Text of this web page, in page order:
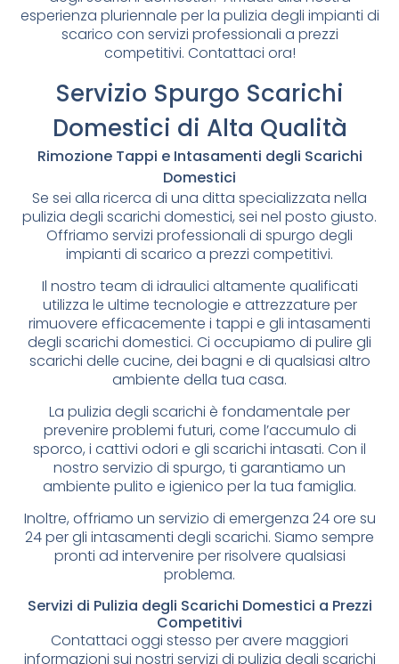
esperienza pluriennale per la pulizia degli impianti di
scarico con servizi professionali a prezzi
competitivi. Contattaci ora!
Servizio Spurgo Scarichi
Domestici di Alta Qualità
Rimozione Tappi e Intasamenti degli Scarichi
Domestici
Se sei alla ricerca di una ditta specializzata nella
pulizia degli scarichi domestici, sei nel posto giusto.
Offriamo servizi professionali di spurgo degli
impianti di scarico a prezzi competitivi.
Il nostro team di idraulici altamente qualificati
utilizza le ultime tecnologie e attrezzature per
rimuovere efficacemente i tappi e gli intasamenti
degli scarichi domestici. Ci occupiamo di pulire gli
scarichi delle cucine, dei bagni e di qualsiasi altro
ambiente della tua casa.
La pulizia degli scarichi è fondamentale per
prevenire problemi futuri, come l’accumulo di
sporco, i cattivi odori e gli scarichi intasati. Con il
nostro servizio di spurgo, ti garantiamo un
ambiente pulito e igienico per la tua famiglia.
Inoltre, offriamo un servizio di emergenza 24 ore su
24 per gli intasamenti degli scarichi. Siamo sempre
pronti ad intervenire per risolvere qualsiasi
problema.
Servizi di Pulizia degli Scarichi Domestici a Prezzi
Competitivi
Contattaci oggi stesso per avere maggiori
informazioni sui nostri servizi di pulizia degli scarichi